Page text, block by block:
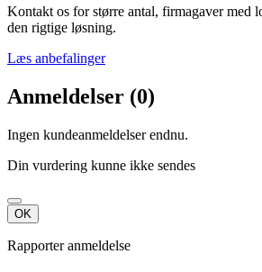
Kontakt os for større antal, firmagaver med
den rigtige løsning.
Læs anbefalinger
Anmeldelser (0)
Ingen kundeanmeldelser endnu.
Din vurdering kunne ikke sendes
OK
Rapporter anmeldelse